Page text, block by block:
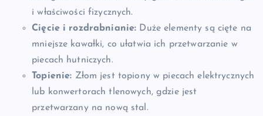
i właściwości fizycznych.
Cięcie i rozdrabnianie: Duże elementy są cięte na
mniejsze kawałki, co ułatwia ich przetwarzanie w
piecach hutniczych.
Topienie: Złom jest topiony w piecach elektrycznych
lub konwertorach tlenowych, gdzie jest
przetwarzany na nową stal.